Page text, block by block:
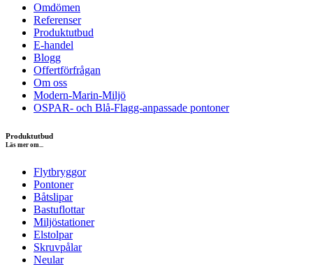
Omdömen
Referenser
Produktutbud
E-handel
Blogg
Offertförfrågan
Om oss
Modern-Marin-Miljö
OSPAR- och Blå-Flagg-anpassade pontoner
Produktutbud
Läs mer om...
Flytbryggor
Pontoner
Båtslipar
Bastuflottar
Miljöstationer
Elstolpar
Skruvpålar
Neular